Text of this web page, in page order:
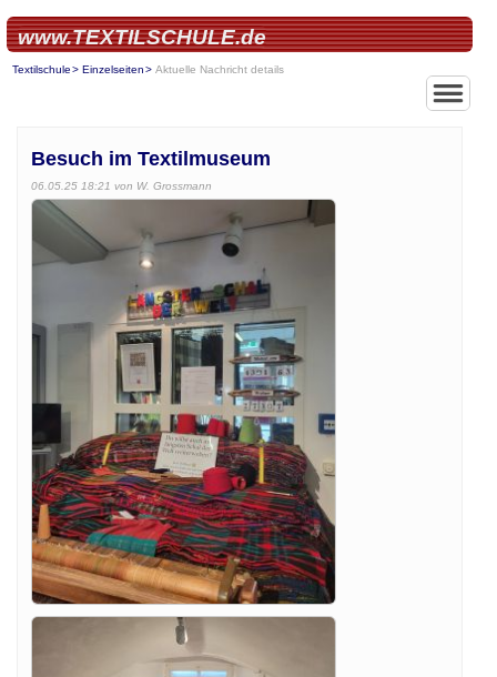
www.TEXTILSCHULE.de
Textilschule Einzelseiten Aktuelle Nachricht details
Besuch im Textilmuseum
06.05.25 18:21 von W. Grossmann